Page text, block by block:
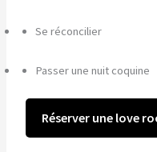
Se réconcilier
Passer une nuit coquine
Réserver une love